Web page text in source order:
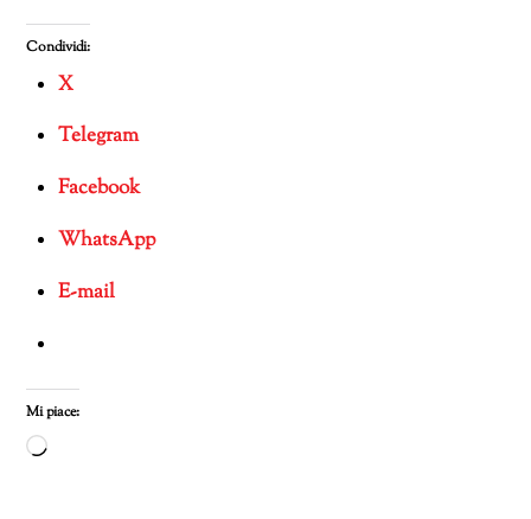
Condividi:
X
Telegram
Facebook
WhatsApp
E-mail
Mi piace:
Caricamento